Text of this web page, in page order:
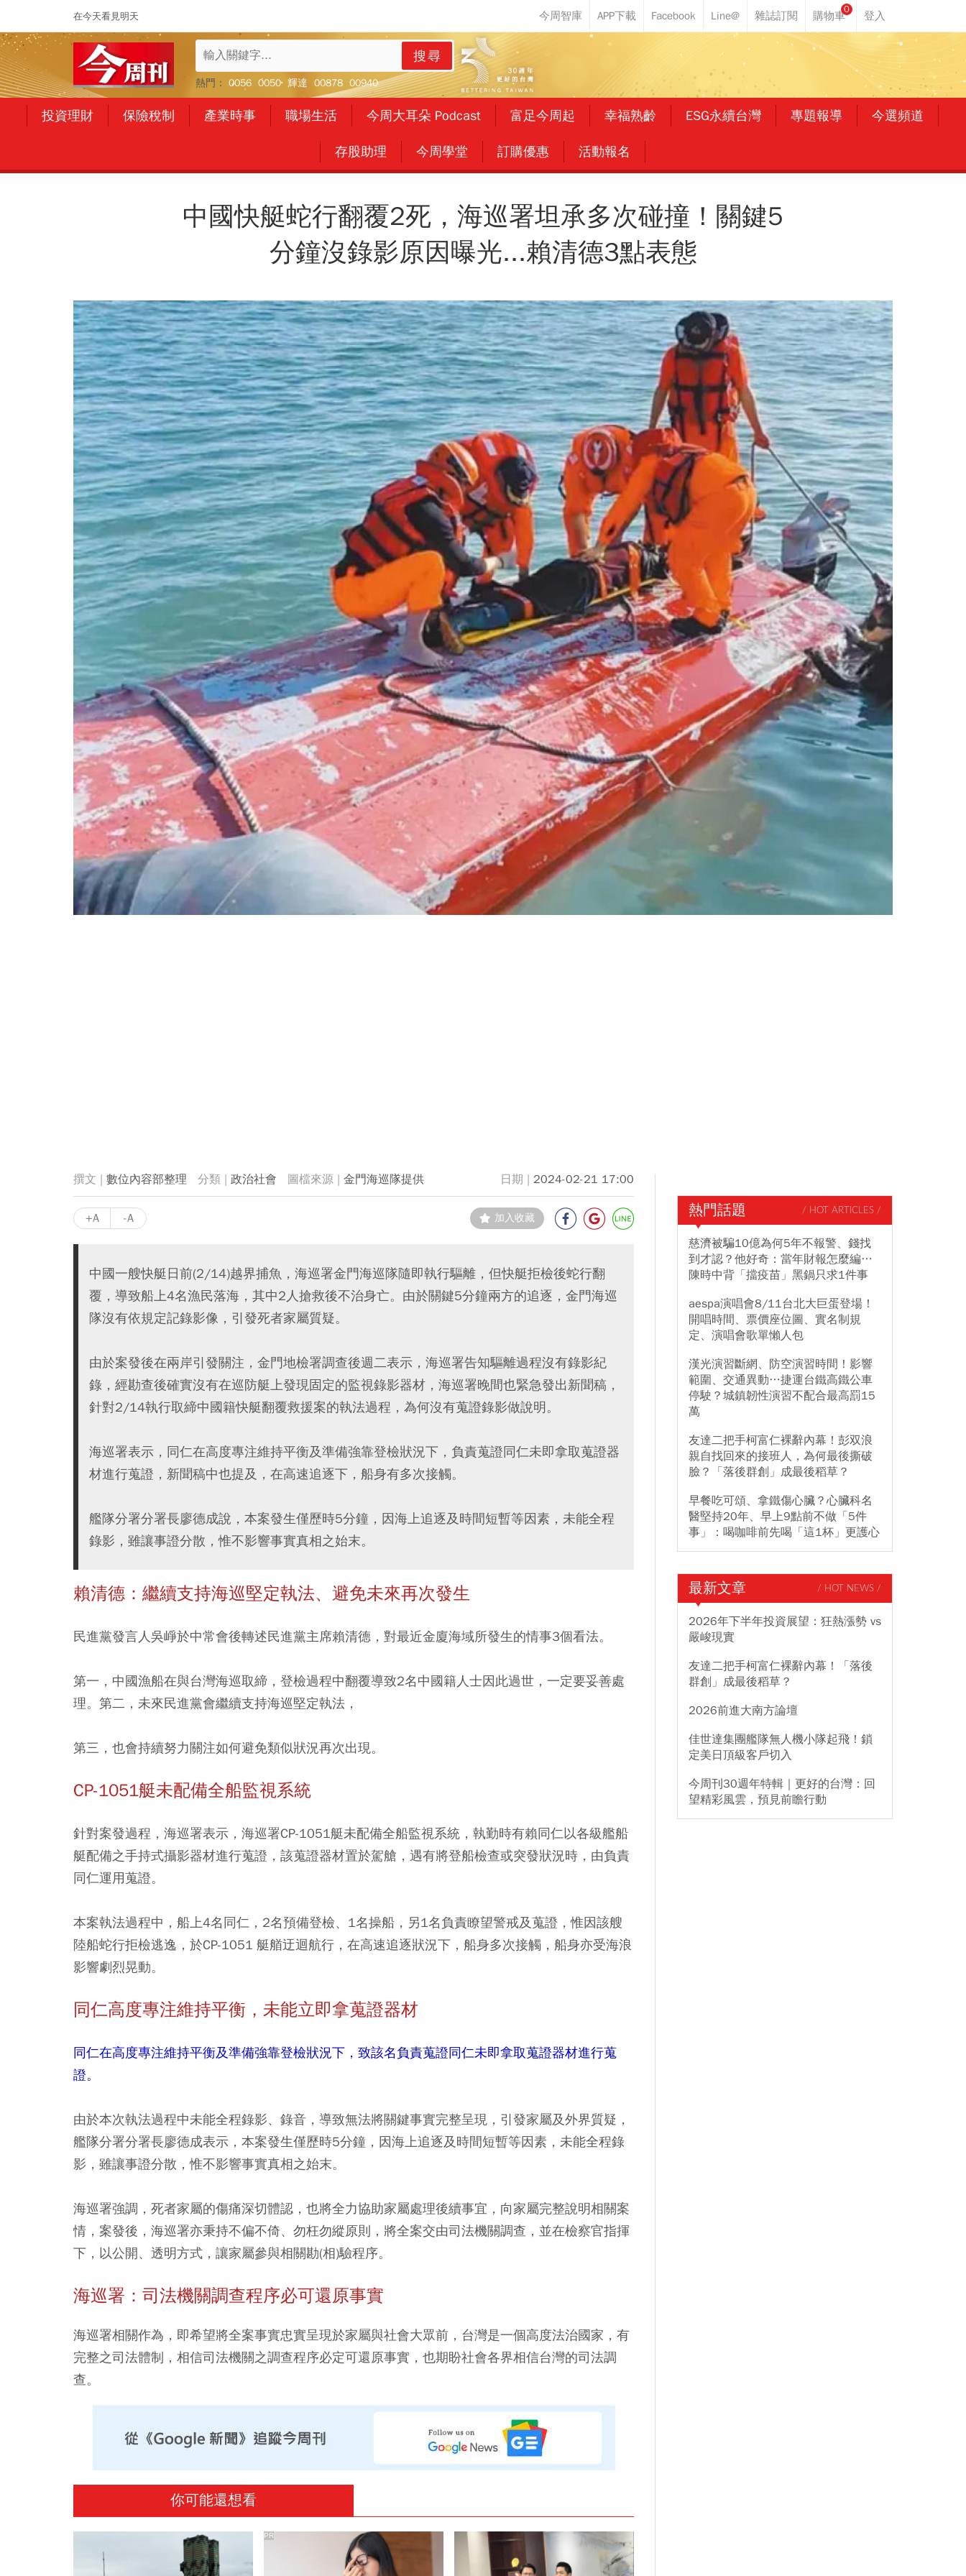
在今天看見明天
0
搜尋
熱門： 0056 0050 輝達 00878 00940
投資理財 保險稅制 產業時事 職場生活 今周大耳朵 Podcast 富足今周起 幸福熟齡 ESG永續台灣 專題報導 今選頻道
存股助理 今周學堂 訂購優惠 活動報名
中國快艇蛇行翻覆2死，海巡署坦承多次碰撞！關鍵5
分鐘沒錄影原因曝光...賴清德3點表態
數位內容部整理 政治社會 金門海巡隊提供 2024-02-21 17:00
+A -A 加入收藏
中國一艘快艇日前(2/14)越界捕魚，海巡署金門海巡隊隨即執行驅離，但快艇拒檢後蛇行翻
覆，導致船上4名漁民落海，其中2人搶救後不治身亡。由於關鍵5分鐘兩方的追逐，金門海巡
隊沒有依規定記錄影像，引發死者家屬質疑。
由於案發後在兩岸引發關注，金門地檢署調查後週二表示，海巡署告知驅離過程沒有錄影紀
錄，經勘查後確實沒有在巡防艇上發現固定的監視錄影器材，海巡署晚間也緊急發出新聞稿，
針對2/14執行取締中國籍快艇翻覆救援案的執法過程，為何沒有蒐證錄影做說明。
海巡署表示，同仁在高度專注維持平衡及準備強靠登檢狀況下，負責蒐證同仁未即拿取蒐證器
材進行蒐證，新聞稿中也提及，在高速追逐下，船身有多次接觸。
艦隊分署分署長廖德成說，本案發生僅歷時5分鐘，因海上追逐及時間短暫等因素，未能全程
錄影，雖讓事證分散，惟不影響事實真相之始末。
賴清德：繼續支持海巡堅定執法、避免未來再次發生
民進黨發言人吳崢於中常會後轉述民進黨主席賴清德，對最近金廈海域所發生的情事3個看法。
第一，中國漁船在與台灣海巡取締，登檢過程中翻覆導致2名中國籍人士因此過世，一定要妥善處
理。第二，未來民進黨會繼續支持海巡堅定執法，
第三，也會持續努力關注如何避免類似狀況再次出現。
CP-1051艇未配備全船監視系統
針對案發過程，海巡署表示，海巡署CP-1051艇未配備全船監視系統，執勤時有賴同仁以各級艦船
艇配備之手持式攝影器材進行蒐證，該蒐證器材置於駕艙，遇有將登船檢查或突發狀況時，由負責
同仁運用蒐證。
本案執法過程中，船上4名同仁，2名預備登檢、1名操船，另1名負責瞭望警戒及蒐證，惟因該艘
陸船蛇行拒檢逃逸，於CP-1051 艇艏迂迴航行，在高速追逐狀況下，船身多次接觸，船身亦受海浪
影響劇烈晃動。
同仁高度專注維持平衡，未能立即拿蒐證器材
同仁在高度專注維持平衡及準備強靠登檢狀況下，致該名負責蒐證同仁未即拿取蒐證器材進行蒐
證。
由於本次執法過程中未能全程錄影、錄音，導致無法將關鍵事實完整呈現，引發家屬及外界質疑，
艦隊分署分署長廖德成表示，本案發生僅歷時5分鐘，因海上追逐及時間短暫等因素，未能全程錄
影，雖讓事證分散，惟不影響事實真相之始末。
海巡署強調，死者家屬的傷痛深切體認，也將全力協助家屬處理後續事宜，向家屬完整說明相關案
情，案發後，海巡署亦秉持不偏不倚、勿枉勿縱原則，將全案交由司法機關調查，並在檢察官指揮
下，以公開、透明方式，讓家屬參與相關勘(相)驗程序。
海巡署：司法機關調查程序必可還原事實
海巡署相關作為，即希望將全案事實忠實呈現於家屬與社會大眾前，台灣是一個高度法治國家，有
完整之司法體制，相信司法機關之調查程序必定可還原事實，也期盼社會各界相信台灣的司法調
查。
你可能還想看
PR
熱門話題 / HOT ARTICLES /
慈濟被騙10億為何5年不報警、錢找
到才認？他好奇：當年財報怎麼編…
陳時中背「擋疫苗」黑鍋只求1件事
aespa演唱會8/11台北大巨蛋登場！
開唱時間、票價座位圖、實名制規
定、演唱會歌單懶人包
漢光演習斷網、防空演習時間！影響
範圍、交通異動…捷運台鐵高鐵公車
停駛？城鎮韌性演習不配合最高罰15
萬
友達二把手柯富仁裸辭內幕！彭双浪
親自找回來的接班人，為何最後撕破
臉？「落後群創」成最後稻草？
早餐吃可頌、拿鐵傷心臟？心臟科名
醫堅持20年、早上9點前不做「5件
事」：喝咖啡前先喝「這1杯」更護心
最新文章 / HOT NEWS /
2026年下半年投資展望：狂熱漲勢 vs
嚴峻現實
友達二把手柯富仁裸辭內幕！「落後
群創」成最後稻草？
2026前進大南方論壇
佳世達集團艦隊無人機小隊起飛！鎖
定美日頂級客戶切入
今周刊30週年特輯｜更好的台灣：回
望精彩風雲，預見前瞻行動